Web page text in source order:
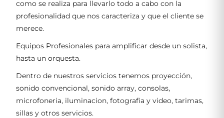
como se realiza para llevarlo todo a cabo con la
profesionalidad que nos caracteriza y que el cliente se
merece.
Equipos Profesionales para amplificar desde un solista,
hasta un orquesta.
Dentro de nuestros servicios tenemos proyección,
sonido convencional, sonido array, consolas,
microfoneria, iluminacion, fotografia y video, tarimas,
sillas y otros servicios.